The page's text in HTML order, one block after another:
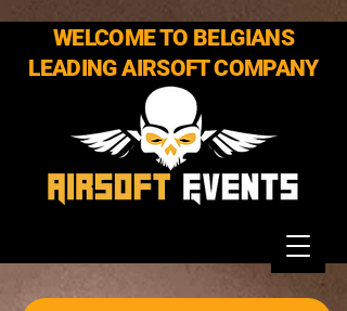
WELCOME TO BELGIANS
LEADING AIRSOFT COMPANY